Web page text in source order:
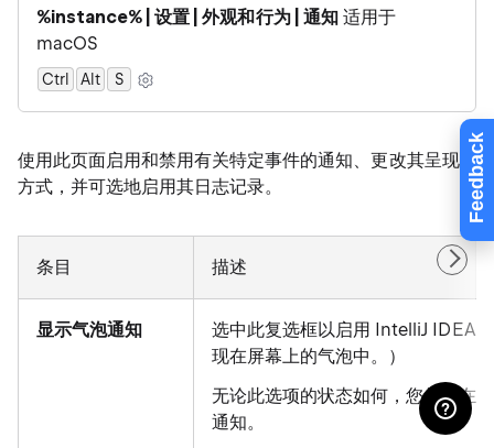
Feedback
%instance% | 设置 | 外观和行为 | 通知适用于
macOS
Ctrl Alt 0
S
使用此页面启用和禁用有关特定事件的通知、更改其呈现
方式，并可选地启用其日志记录。
条目 描述
显示气泡通知
选中此复选框以启用 IntelliJ IDEA
现在屏幕上的气泡中。）
无论此选项的状态如何，您总能在
通知。